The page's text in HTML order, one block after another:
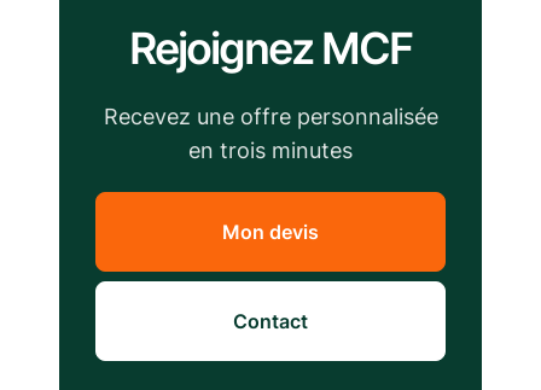
Rejoignez MCF
Recevez une offre personnalisée
en trois minutes
Mon devis
Contact